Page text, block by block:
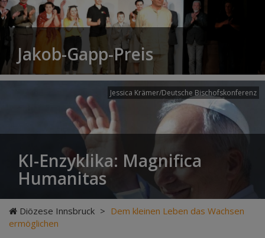
Jakob-Gapp-Preis
Jessica Krämer/Deutsche Bischofskonferenz
KI-Enzyklika: Magnifica
Humanitas
Diözese Innsbruck > Dem kleinen Leben das Wachsen
ermöglichen